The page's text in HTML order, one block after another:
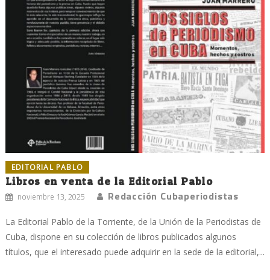
EDITORIAL PABLO
Libros en venta de la Editorial Pablo
noviembre 13, 2025 Redacción Cubaperiodistas
La Editorial Pablo de la Torriente, de la Unión de la Periodistas de
Cuba, dispone en su colección de libros publicados algunos
títulos, que el interesado puede adquirir en la sede de la editorial,...